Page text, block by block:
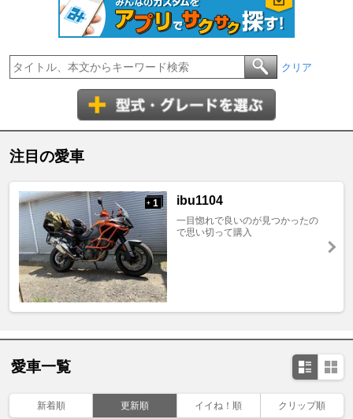
クリア
注目の愛車
+ 1 ibu1104
一目惚れで良いのが見つかったの
で思い切って購入
愛車一覧
新着順 更新順 イイね！順 クリップ順